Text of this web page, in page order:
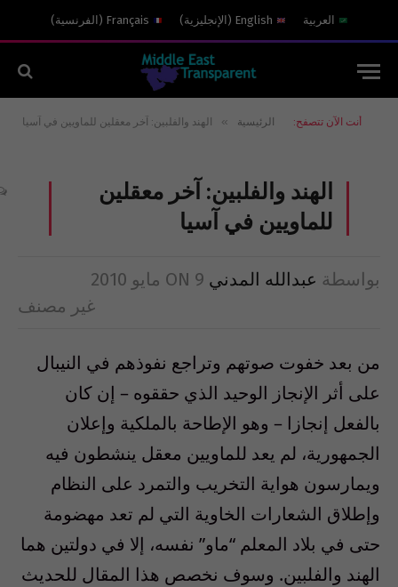
العربية English
( الإنجليزية)
Français
( الفرنسية)
أنت الآن تتصفح: الرئيسية » الهند والفلبين: آخر معقلين للماويين في آسيا
الهند والفلبين: آخر معقلين
للماويين في آسيا
بواسطة عبدالله المدني ON 9 مايو 2010
غير مصنف
من بعد خفوت صوتهم وتراجع نفوذهم في النيبال
على أثر الإنجاز الوحيد الذي حققوه – إن كان
بالفعل إنجازا – وهو الإطاحة بالملكية وإعلان
الجمهورية، لم يعد للماويين معقل ينشطون فيه
ويمارسون هواية التخريب والتمرد على النظام
وإطلاق الشعارات الخاوية التي لم تعد مهضومة
حتى في بلاد المعلم “ماو” نفسه، إلا في دولتين هما
الهند والفلبين. وسوف نخصص هذا المقال للحديث